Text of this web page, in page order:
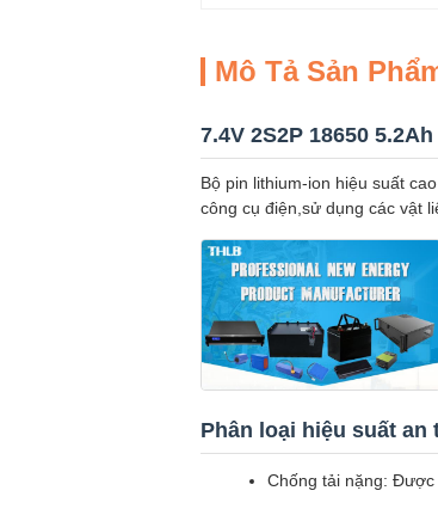
Mô Tả Sản
7.4V 2S2P 18650
Bộ pin lithium-ion hiệu suất
công cụ điện,sử dụng các vật
Phân loại hiệu suất an
Chống tải nặng: